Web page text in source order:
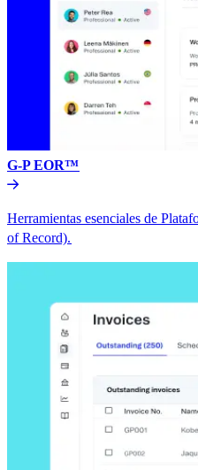
G-P EOR™​​
Herramientas esenciales de
of Record).​​